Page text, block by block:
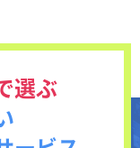
選ぶ